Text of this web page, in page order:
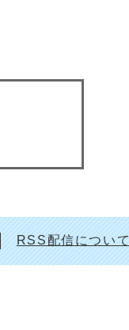
RSS配信について